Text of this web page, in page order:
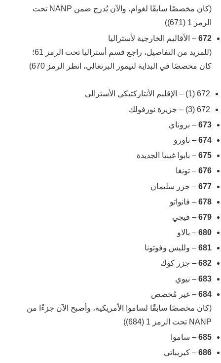
(كان مخصصًا سابقًا لغوام، والآن يُدرج ضمن NANP تحت
الرمز 1 (671))
672 – الأقاليم الخارجية لأستراليا
(للمزيد من التفاصيل، راجع قسم أستراليا تحت الرمز 61؛
كان مخصصًا في البداية لتيمور البرتغالي، انظر الرمز 670)
672 (1) – الإقليم الأنتاركتيكي الأسترالي
672 (3) – جزيرة نورفولك
673 – بروناي
674 – ناورو
675 – بابوا غينيا الجديدة
676 – تونغا
677 – جزر سليمان
678 – فانواتو
679 – فيجي
680 – بالاو
681 – ولليس وفوتونا
682 – جزر كوك
683 – نيوي
684 – غير مُخصص
(كان مخصصًا سابقًا لساموا الأمريكية، وأصبح الآن جزءًا من
NANP تحت الرمز 1 (684))
685 – ساموا
686 – كيريباتي